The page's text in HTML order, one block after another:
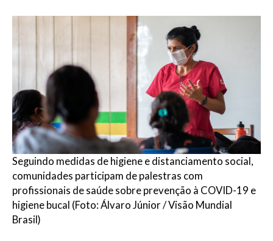
Seguindo medidas de higiene e distanciamento social,
comunidades participam de palestras com
profissionais de saúde sobre prevenção à COVID-19 e
higiene bucal (Foto: Álvaro Júnior / Visão Mundial
Brasil)